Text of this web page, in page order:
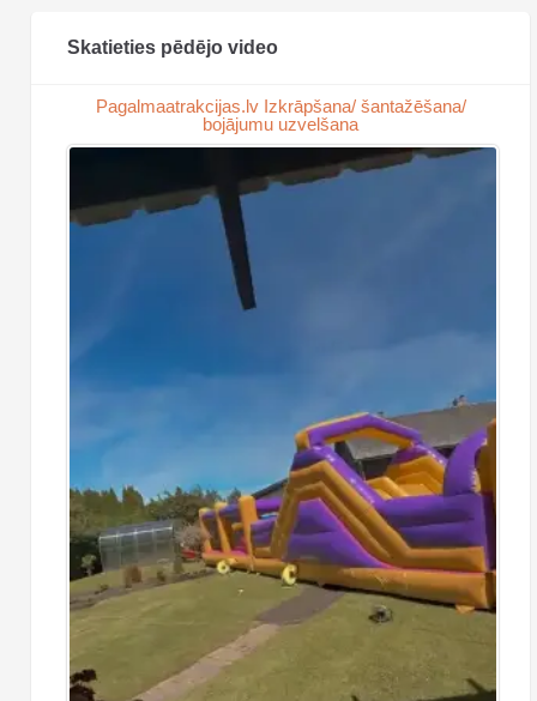
Skatieties pēdējo video
Pagalmaatrakcijas.lv Izkrāpšana/ šantažēšana/
bojājumu uzvelšana